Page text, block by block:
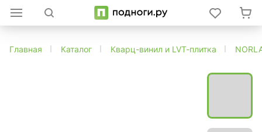
Главная Каталог Кварц-винил и LVT-плитка